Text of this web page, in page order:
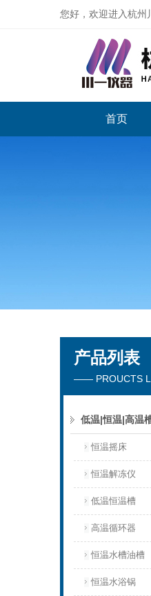
您好，欢迎进入杭州
杭州川一实验仪器有
首页
产品列表
—— PROUCTS
低温|恒温|高温
恒温摇床
恒温解冻仪
低温恒温槽
高温循环器
恒温水槽油槽
恒温水浴锅